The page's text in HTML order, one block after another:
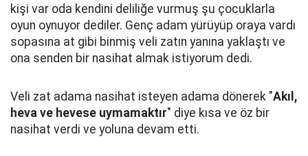
kişi var oda kendini deliliğe vurmuş şu çocuklarla
oyun oynuyor dediler. Genç adam yürüyüp oraya vardı
sopasına at gibi binmiş veli zatın yanına yaklaştı ve
ona senden bir nasihat almak istiyorum dedi.
Veli zat adama nasihat isteyen adama dönerek "Akıl,
heva ve hevese uymamaktır" diye kısa ve öz bir
nasihat verdi ve yoluna devam etti.